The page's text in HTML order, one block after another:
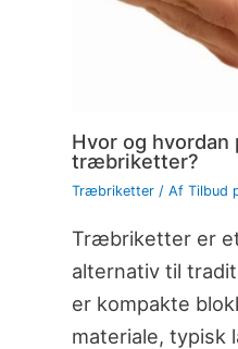
Hvor og hvordan
træbriketter?
Træbriketter/ Af Tilbud
Træbriketter er
alternativ til
er kompakte
materiale, typisk